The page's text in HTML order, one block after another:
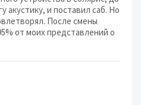
акустику, и поставил саб. Но
После смены
от моих представлений о